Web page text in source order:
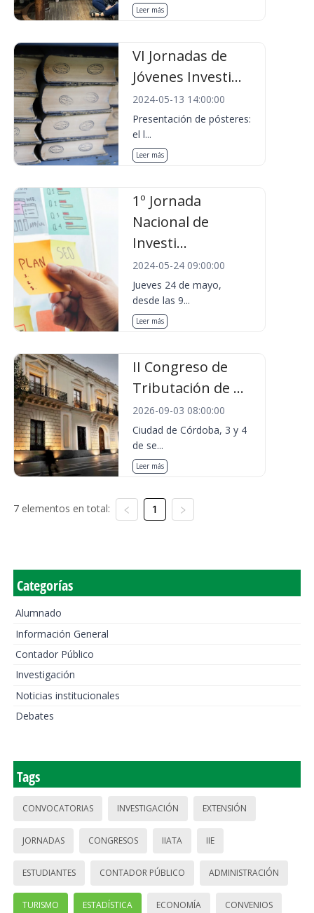
Leer más
VI Jornadas de
Jóvenes Investi...
2024-05-13 14:00:00
Presentación de pósteres:
el l...
Leer más
1º Jornada
Nacional de
Investi...
2024-05-24 09:00:00
Jueves 24 de mayo,
desde las 9...
Leer más
II Congreso de
Tributación de ...
2026-09-03 08:00:00
Ciudad de Córdoba, 3 y 4
de se...
Leer más
7 elementos en total: 1
Categorías
Alumnado
Información General
Contador Público
Investigación
Noticias institucionales
Debates
Tags
CONVOCATORIAS INVESTIGACIÓN EXTENSIÓN
JORNADAS CONGRESOS IIATA IIE
ESTUDIANTES CONTADOR PÚBLICO ADMINISTRACIÓN
TURISMO ESTADÍSTICA ECONOMÍA CONVENIOS